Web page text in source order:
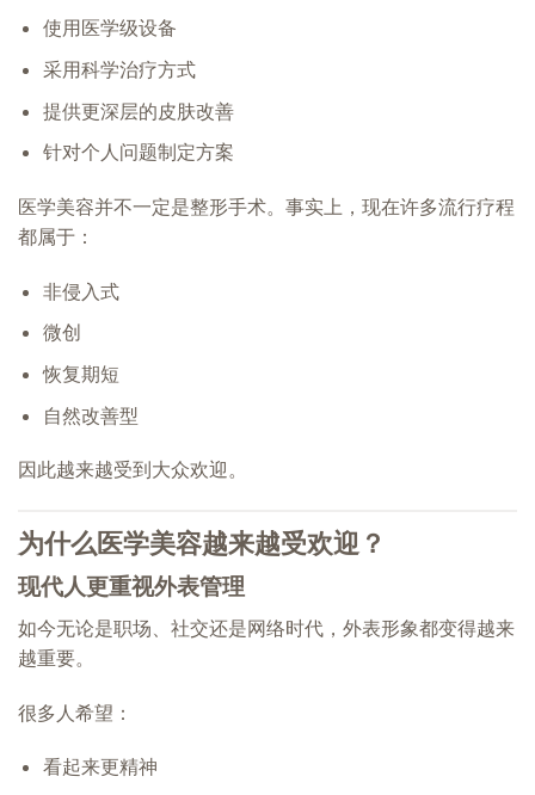
使用医学级设备
采用科学治疗方式
提供更深层的皮肤改善
针对个人问题制定方案
医学美容并不一定是整形手术。事实上，现在许多流行疗程
都属于：
非侵入式
微创
恢复期短
自然改善型
因此越来越受到大众欢迎。
为什么医学美容越来越受欢迎？
现代人更重视外表管理
如今无论是职场、社交还是网络时代，外表形象都变得越来
越重要。
很多人希望：
看起来更精神